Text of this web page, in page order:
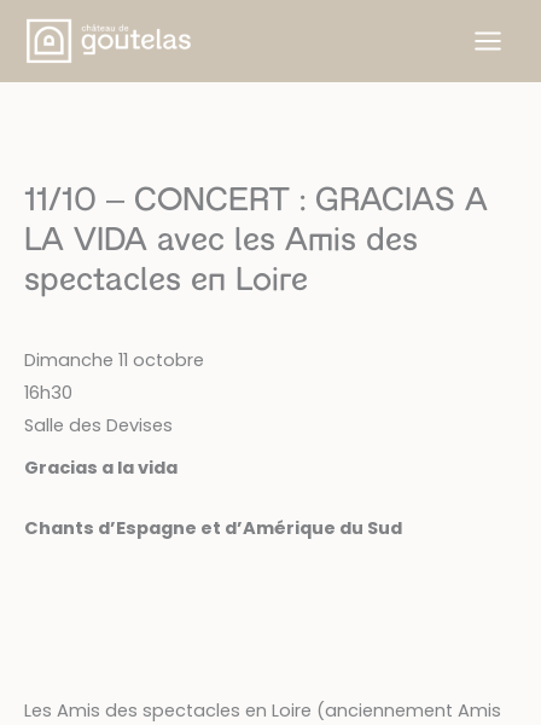
Aller
contenu
11/10 – CONCERT : GRACIAS A
LA VIDA avec les Amis des
spectacles en Loire
Dimanche 11 octobre
16h30
Salle des Devises
Gracias a la vida
Chants d’Espagne et d’Amérique du Sud
Les Amis des spectacles en Loire (anciennement Amis